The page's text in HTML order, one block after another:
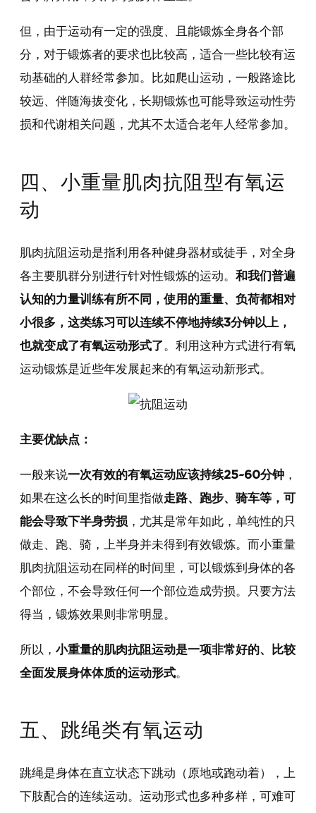
但，由于运动有一定的强度、且能锻炼全身各个部
分，对于锻炼者的要求也比较高，适合一些比较有运
动基础的人群经常参加。比如爬山运动，一般路途比
较远、伴随海拔变化，长期锻炼也可能导致运动性劳
损和代谢相关问题，尤其不太适合老年人经常参加。
四、小重量肌肉抗阻型有氧运
动
肌肉抗阻运动是指利用各种健身器材或徒手，对全身
各主要肌群分别进行针对性锻炼的运动。 和我们普遍
认知的力量训练有所不同，使用的重量、负荷都相对
小很多，这类练习可以连续不停地持续3分钟以上，
也就变成了有氧运动形式了 。利用这种方式进行有氧
运动锻炼是近些年发展起来的有氧运动新形式。
主要优缺点：
一般来说一次有效的有氧运动应该持续25~60分钟 ，
如果在这么长的时间里指做走路、跑步、骑车等，可
能会导致下半身劳损 ，尤其是常年如此，单纯性的只
做走、跑、骑，上半身并未得到有效锻炼。而小重量
肌肉抗阻运动在同样的时间里，可以锻炼到身体的各
个部位，不会导致任何一个部位造成劳损。只要方法
得当，锻炼效果则非常明显。
所以， 小重量的肌肉抗阻运动是一项非常好的、比较
全面发展身体体质的运动形式。
五、跳绳类有氧运动
跳绳是身体在直立状态下跳动（原地或跑动着），上
下肢配合的连续运动。运动形式也多种多样，可难可